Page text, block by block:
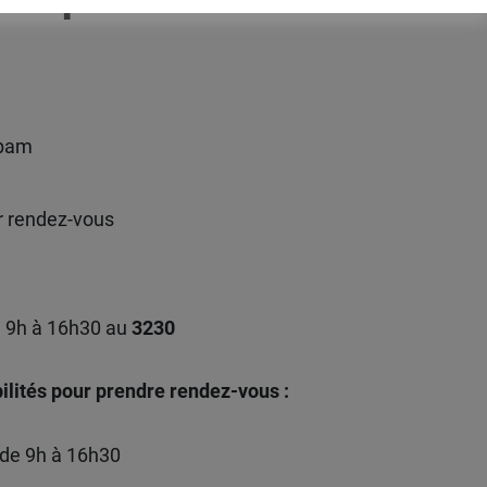
vous
à 16h30 au 3230
pour prendre rendez-vous :
9h à 16h30